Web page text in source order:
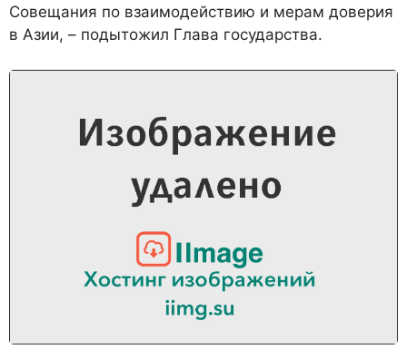
Совещания по взаимодействию и мерам доверия
в Азии, – подытожил Глава государства.